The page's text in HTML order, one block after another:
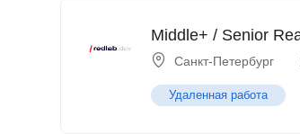
Middle+ / Senior
Санкт-Петербург
Удаленная работа